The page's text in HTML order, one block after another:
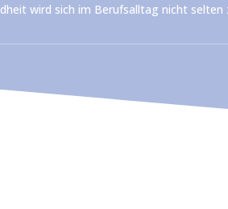
wird sich im Berufsalltag nicht